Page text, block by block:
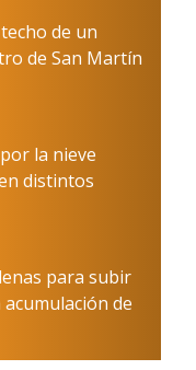
de un
de San Martín
la nieve
distintos
para subir
de